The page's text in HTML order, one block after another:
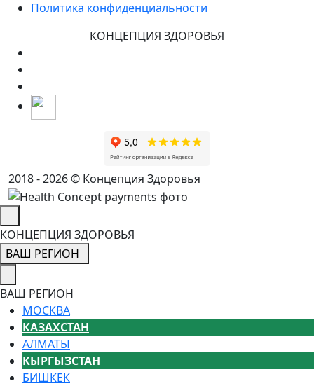
Политика конфиденциальности
КОНЦЕПЦИЯ ЗДОРОВЬЯ
2018 - 2026 © Концепция Здоровья
КОНЦЕПЦИЯ ЗДОРОВЬЯ
ВАШ РЕГИОН
ВАШ РЕГИОН
МОСКВА
КАЗАХСТАН
АЛМАТЫ
КЫРГЫЗСТАН
БИШКЕК